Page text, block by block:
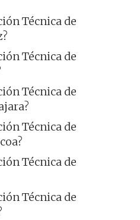
Técnica de
Técnica de
Técnica de
Técnica de
Técnica de
Técnica de